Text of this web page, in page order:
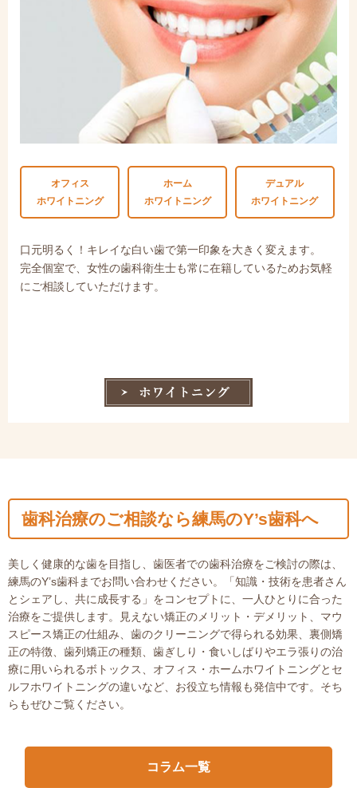
オフィス
ホワイトニング
ホーム
ホワイトニング
デュアル
ホワイトニング
⼝元明るく！キレイな⽩い⻭で第⼀印象を⼤きく変えます。
完全個室で、⼥性の⻭科衛⽣⼠も常に在籍しているためお気軽
にご相談していただけます。
歯科治療のご相談なら練馬のY’s歯科へ
美しく健康的な歯を目指し、歯医者での歯科治療をご検討の際は、
練馬のY’s歯科までお問い合わせください。「知識・技術を患者さん
とシェアし、共に成長する」をコンセプトに、一人ひとりに合った
治療をご提供します。見えない矯正のメリット・デメリット、マウ
スピース矯正の仕組み、歯のクリーニングで得られる効果、裏側矯
正の特徴、歯列矯正の種類、歯ぎしり・食いしばりやエラ張りの治
療に用いられるボトックス、オフィス・ホームホワイトニングとセ
ルフホワイトニングの違いなど、お役立ち情報も発信中です。そち
らもぜひご覧ください。
コラム一覧